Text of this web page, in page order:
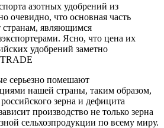
азотных удобрений из
очевидно, что основная часть
странам, являющимся
Ясно, что цена их
удобрений заметно
серьезно помешают
нашей страны, таким образом,
зерна и дефицита
производство не только зерна
сельхозпродукции по всему миру.